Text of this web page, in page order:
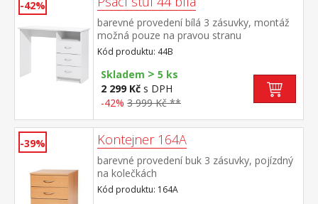
-42%
barevné provedení bílá 3 zásuvky, montáž
možná pouze na pravou stranu
Kód produktu: 44B
Skladem > 5 ks
2 299 Kč s DPH
-42% 3 999 Kč **
-39% Kontejner 164A
barevné provedení buk 3 zásuvky, pojízdný
na kolečkách
Kód produktu: 164A